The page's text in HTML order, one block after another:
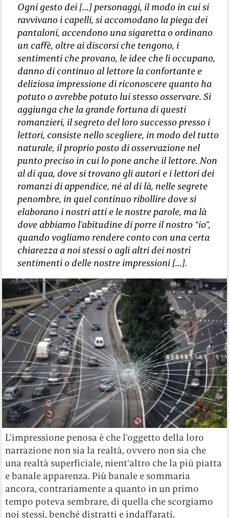
Ogni gesto dei […] personaggi, il modo in cui si
ravvivano i capelli, si accomodano la piega dei
pantaloni, accendono una sigaretta o ordinano
un caffè, oltre ai discorsi che tengono, i
sentimenti che provano, le idee che li occupano,
danno di continuo al lettore la confortante e
deliziosa impressione di riconoscere quanto ha
potuto o avrebbe potuto lui stesso osservare. Si
aggiunga che la grande fortuna di questi
romanzieri, il segreto del loro successo presso i
lettori, consiste nello scegliere, in modo del tutto
naturale, il proprio posto di osservazione nel
punto preciso in cui lo pone anche il lettore. Non
al di qua, dove si trovano gli autori e i lettori dei
romanzi di appendice, né al di là, nelle segrete
penombre, in quel continuo ribollire dove si
elaborano i nostri atti e le nostre parole, ma là
dove abbiamo l’abitudine di porre il nostro “io”,
quando vogliamo rendere conto con una certa
chiarezza a noi stessi o agli altri dei nostri
sentimenti o delle nostre impressioni […].
L’impressione penosa è che l’oggetto della loro
narrazione non sia la realtà, ovvero non sia che
una realtà superficiale, nient’altro che la più piatta
e banale apparenza. Più banale e sommaria
ancora, contrariamente a quanto in un primo
tempo poteva sembrare, di quella che scorgiamo
noi stessi, benché distratti e indaffarati.